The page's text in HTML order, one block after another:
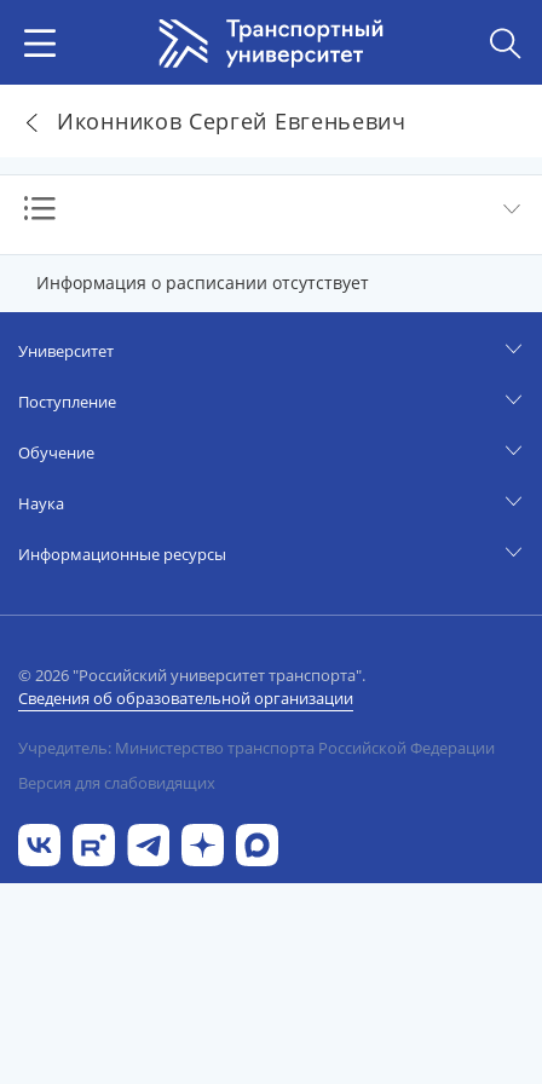
Иконников Сергей Евгеньевич
Информация о расписании отсутствует
Университет
Поступление
Обучение
Наука
Информационные ресурсы
© 2026 "Российский университет транспорта".
Сведения об образовательной организации
Учредитель: Министерство транспорта Российской Федерации
Версия для слабовидящих